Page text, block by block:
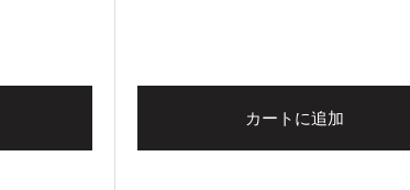
カートに追加